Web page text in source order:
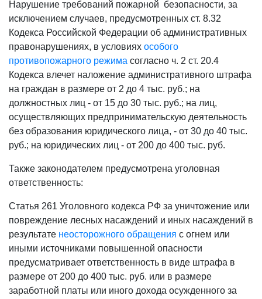
Нарушение требований пожарной безопасности, за
исключением случаев, предусмотренных ст. 8.32
Кодекса Российской Федерации об административных
правонарушениях, в условиях особого
противопожарного режима согласно ч. 2 ст. 20.4
Кодекса влечет наложение административного штрафа
на граждан в размере от 2 до 4 тыс. руб.; на
должностных лиц - от 15 до 30 тыс. руб.; на лиц,
осуществляющих предпринимательскую деятельность
без образования юридического лица, - от 30 до 40 тыс.
руб.; на юридических лиц - от 200 до 400 тыс. руб.
Также законодателем предусмотрена уголовная
ответственность:
Статья 261 Уголовного кодекса РФ за уничтожение или
повреждение лесных насаждений и иных насаждений в
результате неосторожного обращения с огнем или
иными источниками повышенной опасности
предусматривает ответственность в виде штрафа в
размере от 200 до 400 тыс. руб. или в размере
заработной платы или иного дохода осужденного за